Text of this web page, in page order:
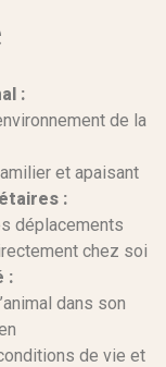
:
de la
et apaisant
:
déplacements
chez soi
:
dans son
de vie et